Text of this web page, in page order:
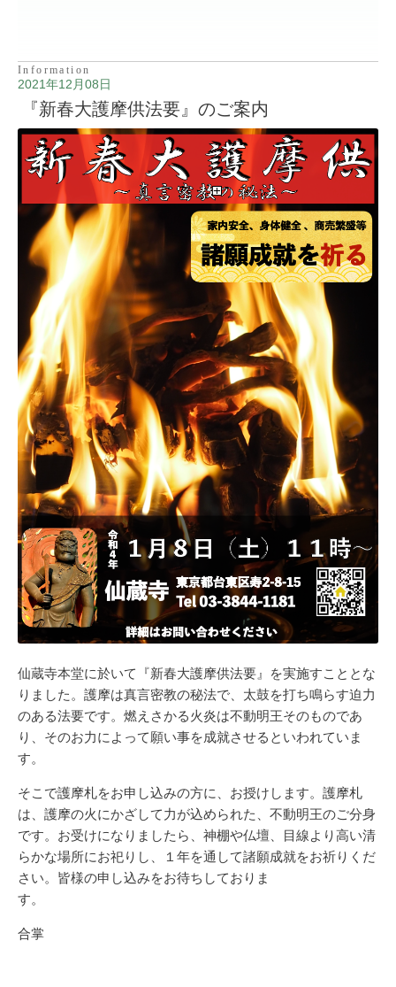
Information
2021年12月08日
『新春大護摩供法要』のご案内
仙蔵寺本堂に於いて『新春大護摩供法要』を実施すこととな
りました。護摩は真言密教の秘法で、太鼓を打ち鳴らす迫力
のある法要です。燃えさかる火炎は不動明王そのものであ
り、そのお力によって願い事を成就させるといわれていま
す。
そこで護摩札をお申し込みの方に、お授けします。護摩札
は、護摩の火にかざして力が込められた、不動明王のご分身
です。お受けになりましたら、神棚や仏壇、目線より高い清
らかな場所にお祀りし、１年を通して諸願成就をお祈りくだ
さい。皆様の申し込みをお待ちしておりま
す。
合掌